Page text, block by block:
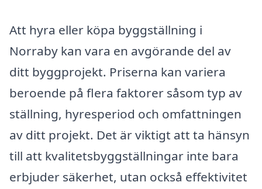
Att hyra eller köpa byggställning i
Norraby kan vara en avgörande del av
ditt byggprojekt. Priserna kan variera
beroende på flera faktorer såsom typ av
ställning, hyresperiod och omfattningen
av ditt projekt. Det är viktigt att ta hänsyn
till att kvalitetsbyggställningar inte bara
erbjuder säkerhet, utan också effektivitet